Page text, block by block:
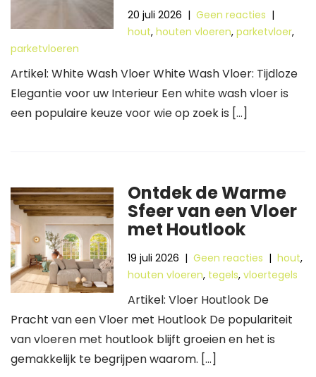
20 juli 2026 |Geen reacties |
hout,houten vloeren,parketvloer,
parketvloeren
Artikel: White Wash Vloer White Wash Vloer: Tijdloze
Elegantie voor uw Interieur Een white wash vloer is
een populaire keuze voor wie op zoek is […]
Ontdek de Warme
Sfeer van een Vloer
met Houtlook
19 juli 2026 |Geen reacties |hout,
houten vloeren, tegels,vloertegels
Artikel: Vloer Houtlook De
Pracht van een Vloer met Houtlook De populariteit
van vloeren met houtlook blijft groeien en het is
gemakkelijk te begrijpen waarom. […]